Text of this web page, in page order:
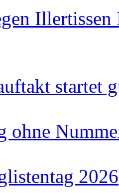
startet
ohne
2026